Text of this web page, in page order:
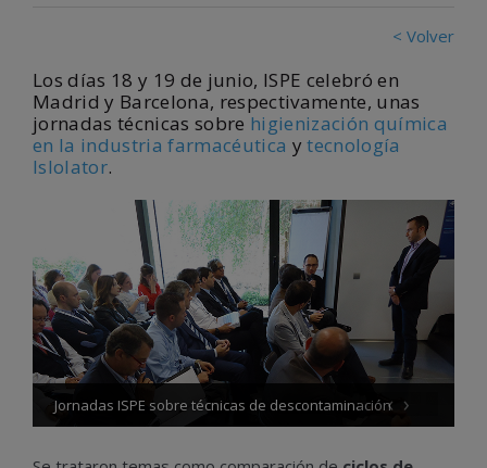
< Volver
Los días 18 y 19 de junio, ISPE celebró en
Madrid y Barcelona, respectivamente, unas
jornadas técnicas sobre higienización química
en la industria farmacéutica ytecnología
Islolator.
Jornadas ISPE sobre técnicas de descontaminación‹ ›